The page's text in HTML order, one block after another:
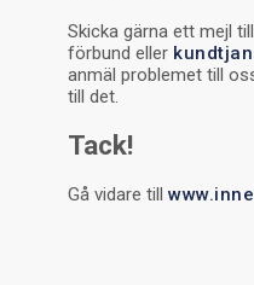
Skicka gärna ett mejl
förbund eller
anmäl problemet till
till det.
Tack!
Gå vidare till